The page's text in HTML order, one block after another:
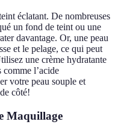
éclatant. De nombreuses
un fond de teint ou une
davantage. Or, une peau
et le pelage, ce qui peut
une crème hydratante
comme l’acide
votre peau souple et
côté!
Maquillage